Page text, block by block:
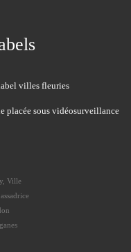
placée sous vidéosurveillance
Ville